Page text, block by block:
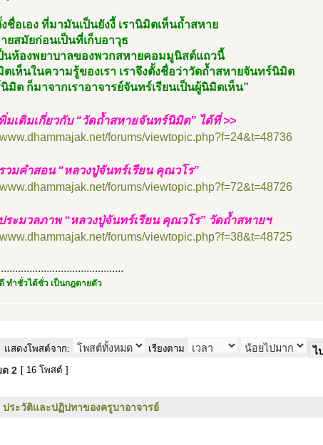
งชื่อเอง ที่มามันเป็นยังงี้ เรานิมิตเห็นถ้ำสหาย
ยสมัยก่อนเป็นที่เก็บอาวุธ
นห้องพยาบาลของพวกสหายคอมมูนิสต์แถวนี้
ตเห็นในความรู้ของเรา เราจึงตั้งชื่อว่าวัดถ้ำสหายจันทร์นิมิต
มิต ก็มาจากเราอาจารย์จันทร์เรียนเป็นผู้นิมิตเห็น”
มเติมเกี่ยวกับ “วัดถ้ำสหายจันทร์นิมิต” ได้ที่ >>
forums/viewtopic.php?f=24&t=48736
รวมคำสอน “หลวงปู่จันทร์เรียน คุณวโร”
forums/viewtopic.php?f=72&t=48726
ประมวลภาพ “หลวงปู่จันทร์เรียน คุณวโร” วัดถ้ำสหายฯ
forums/viewtopic.php?f=38&t=48725
ทำชั่วได้ชั่ว เป็นกฎตายตัว
แสดงโพสต์จาก: เรียงตาม
ด 2 [ 16 โพสต์ ]
ประวัติและปฏิปทาของครูบาอาจารย์